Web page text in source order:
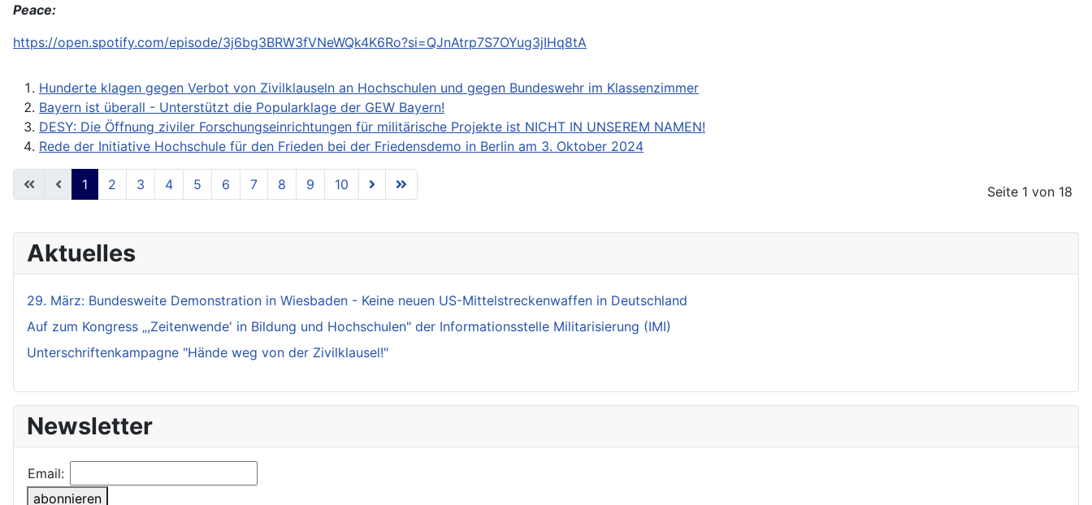
Peace:
https://open.spotify.com/episode/3j6bg3BRW3fVNeWQk4K6Ro?si=QJnAtrp7S7OYug3jIHq8tA
Hunderte klagen gegen Verbot von Zivilklauseln an Hochschulen und gegen Bundeswehr im Klassenzimmer
Bayern ist überall - Unterstützt die Popularklage der GEW Bayern!
DESY: Die Öffnung ziviler Forschungseinrichtungen für militärische Projekte ist NICHT IN UNSEREM NAMEN!
Rede der Initiative Hochschule für den Frieden bei der Friedensdemo in Berlin am 3. Oktober 2024
Seite 1 von 18
1 2 3 4 5 6 7 8 9 10
Aktuelles
29. März: Bundesweite Demonstration in Wiesbaden - Keine neuen US-Mittelstreckenwaffen in Deutschland
Auf zum Kongress „,Zeitenwende' in Bildung und Hochschulen" der Informationsstelle Militarisierung (IMI)
Unterschriftenkampagne "Hände weg von der Zivilklausel!"
Newsletter
Email:
abonnieren